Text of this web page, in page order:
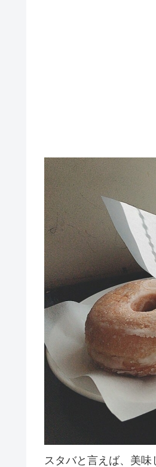
スタバと言えば、美味